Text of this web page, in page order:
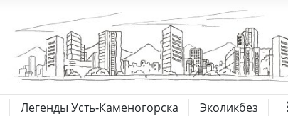
Легенды Усть-Каменогорска Эколикбез